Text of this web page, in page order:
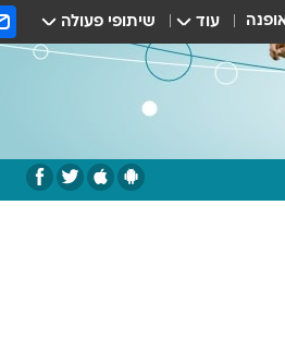
עוד שיתופי פעולה